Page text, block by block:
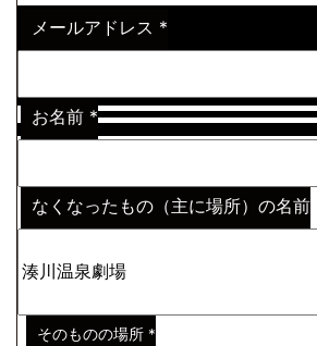
メールアドレス *
お名前 *
なくなったもの（主に場所）の名前
そのものの場所 *